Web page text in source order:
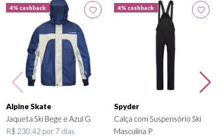
4% cashback
Alpine Skate
Jaqueta Ski Bege e Azul G
R$ 230,42 por 7 dias
4% cashback
Spyder
Calça com Suspensório Ski
Masculina P